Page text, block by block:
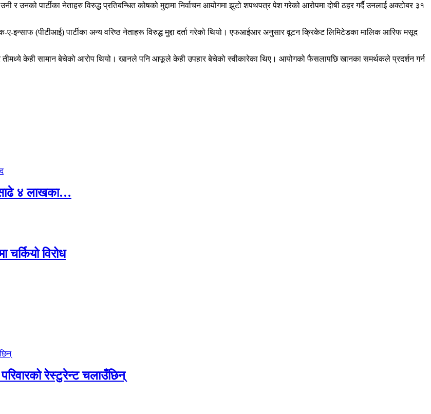
र उनको पार्टीका नेताहरु विरुद्ध प्रतिबन्धित कोषको मुद्दामा निर्वाचन आयोगमा झुटो शपथपत्र पेश गरेको आरोपमा दोषी ठहर गर्दै उनलाई अक्टोबर ३१
इन्साफ (पीटीआई) पार्टीका अन्य वरिष्ठ नेताहरू विरुद्ध मुद्दा दर्ता गरेको थियो। एफआईआर अनुसार वूटन क्रिकेट लिमिटेडका मालिक आरिफ मसूद
तीमध्ये केही सामान बेचेको आरोप थियो। खानले पनि आफूले केही उपहार बेचेको स्वीकारेका थिए। आयोगको फैसलापछि खानका समर्थकले प्रदर्शन गर्न
साढे ४ लाखका…
चर्कियो विरोध
रेस्टुरेन्ट चलाउँछिन्